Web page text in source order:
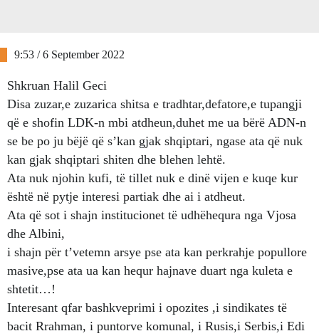
9:53 / 6 September 2022
Shkruan Halil Geci
Disa zuzar,e zuzarica shitsa e tradhtar,defatore,e tupangji
që e shofin LDK-n mbi atdheun,duhet me ua bërë ADN-n
se be po ju bëjë që s’kan gjak shqiptari, ngase ata që nuk
kan gjak shqiptari shiten dhe blehen lehtë.
Ata nuk njohin kufi, të tillet nuk e dinë vijen e kuqe kur
është në pytje interesi partiak dhe ai i atdheut.
Ata që sot i shajn institucionet të udhëhequra nga Vjosa
dhe Albini,
i shajn për t’vetemn arsye pse ata kan perkrahje popullore
masive,pse ata ua kan hequr hajnave duart nga kuleta e
shtetit…!
Interesant qfar bashkveprimi i opozites ,i sindikates të
bacit Rrahman, i puntorve komunal, i Rusis,i Serbis,i Edi